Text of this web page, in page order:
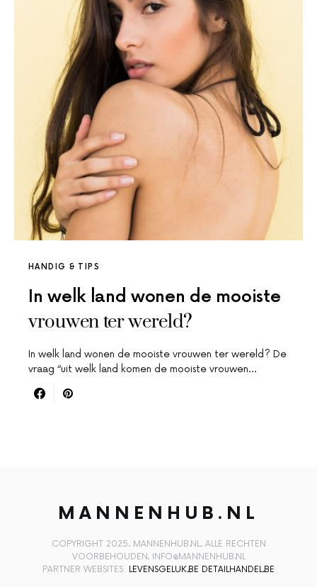
HANDIG & TIPS
In welk land wonen de mooiste
vrouwen ter wereld?
In welk land wonen de mooiste vrouwen ter wereld? De
vraag “uit welk land komen de mooiste vrouwen…
MANNENHUB.NL
COPYRIGHT 2025. MANNENHUB.NL. ALLE RECHTEN
VOORBEHOUDEN. INFO@MANNENHUB.NL
PARTNER WEBSITES: LEVENSGELUK.BE DETAILHANDEL.BE